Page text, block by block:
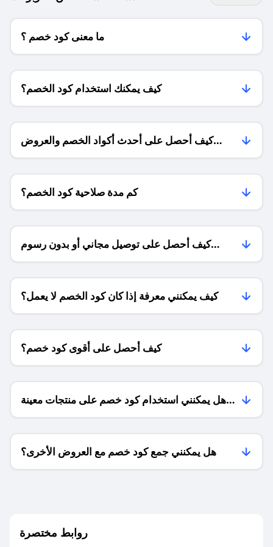
ما معنى كود خصم ؟
كيف يمكنك استخدام كود الخصم؟
كيف أحصل على أحدث أكواد الخصم والعروض
للمتاجر؟
كم مدة صلاحية كود الخصم؟
كيف أحصل على توصيل مجاني أو بدون رسوم
الشحن ؟
كيف يمكنني معرفة إذا كان كود الخصم لا يعمل؟
كيف أحصل على أقوى كود خصم؟
هل يمكنني استخدام كود خصم على منتجات معينة
فقط؟
هل يمكنني جمع كود خصم مع العروض الأخرى؟
روابط مختصرة